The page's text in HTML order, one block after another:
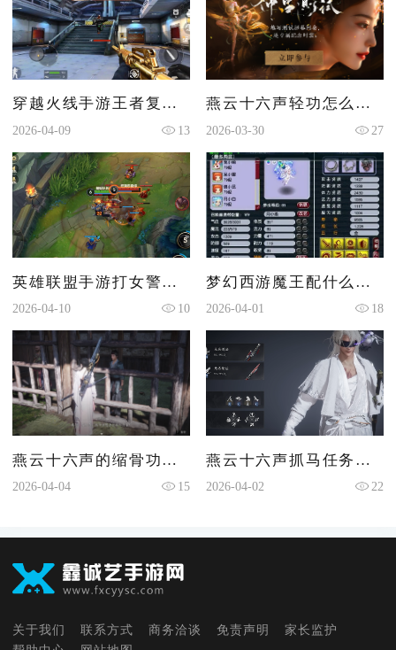
穿越火线手游王者复仇者有属性吗
2026-04-09 13
燕云十六声轻功怎么装配
2026-03-30 27
英雄联盟手游打女警用什么组合
2026-04-10 10
梦幻西游魔王配什么宝石
2026-04-01 18
燕云十六声的缩骨功在哪
2026-04-04 15
燕云十六声抓马任务咋做
2026-04-02 22
关于我们 联系方式 商务洽谈 免责声明
家长监护